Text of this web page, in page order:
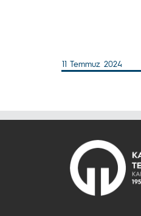
11 Temmuz 2024